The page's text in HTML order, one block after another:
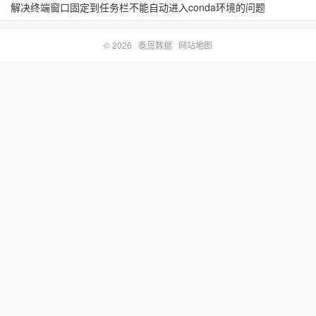
解决终端窗口固定到任务栏不能自动进入conda环境的问题
© 2026 泰恩数据 网站地图